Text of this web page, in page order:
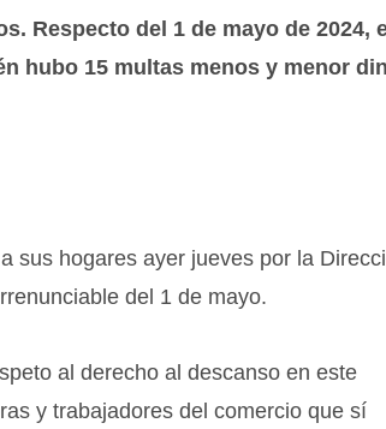
Respecto del 1 de mayo de 2024,
hubo 15 multas menos y menor
sus hogares ayer jueves por la
del 1 de mayo.
al derecho al descanso en este
y trabajadores del comercio que sí